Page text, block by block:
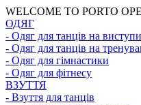
WELCOME TO PORTO
ОДЯГ
- Одяг для танців на виступи
- Одяг для танців на
- Одяг для гімнастики
- Одяг для фітнесу
ВЗУТТЯ
- Взуття для танців